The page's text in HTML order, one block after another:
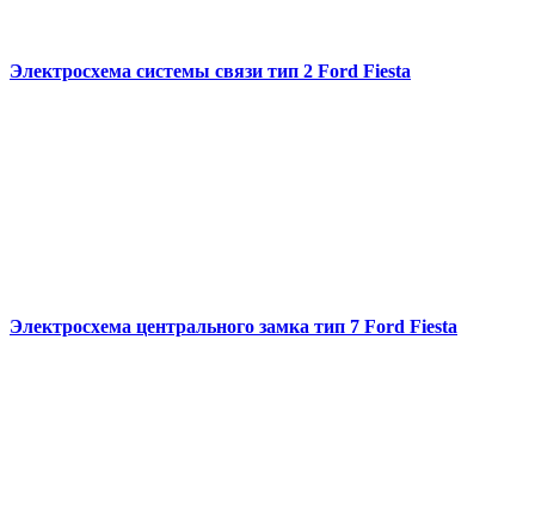
Электросхема системы связи тип 2 Ford Fiesta
Электросхема центрального замка тип 7 Ford Fiesta